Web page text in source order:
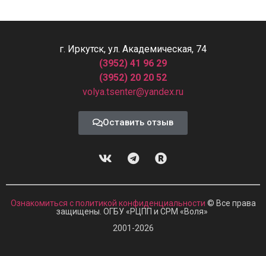
г. Иркутск, ул. Академическая, 74
(3952) 41 96 29
(3952) 20 20 52
volya.tsenter@yandex.ru
Оставить отзыв
Ознакомиться с политикой конфиденциальности © Все права
защищены. ОГБУ «РЦПП и СРМ «Воля»
2001-2026